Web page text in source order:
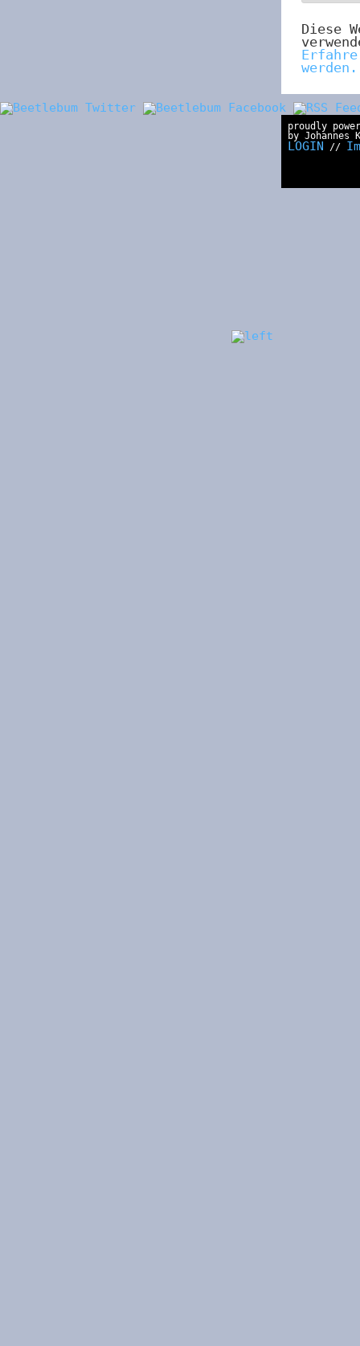
Diese
werden.
proudly
by Johannes
LOGIN //